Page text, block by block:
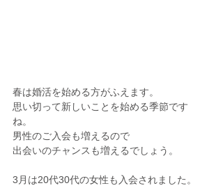
春は婚活を始める方がふえます。
思い切って新しいことを始める季節です
ね。
男性のご入会も増えるので
出会いのチャンスも増えるでしょう。
3月は20代30代の女性も入会されました。